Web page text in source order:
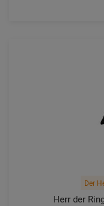
Der
Herr der